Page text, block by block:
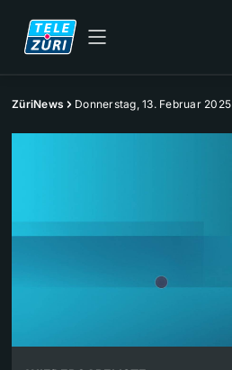
ZüriNews Donnerstag, 13. Februar 2025